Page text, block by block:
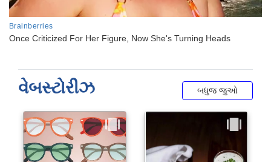
વેબસ્ટોરીઝ બધુજ જુઓ